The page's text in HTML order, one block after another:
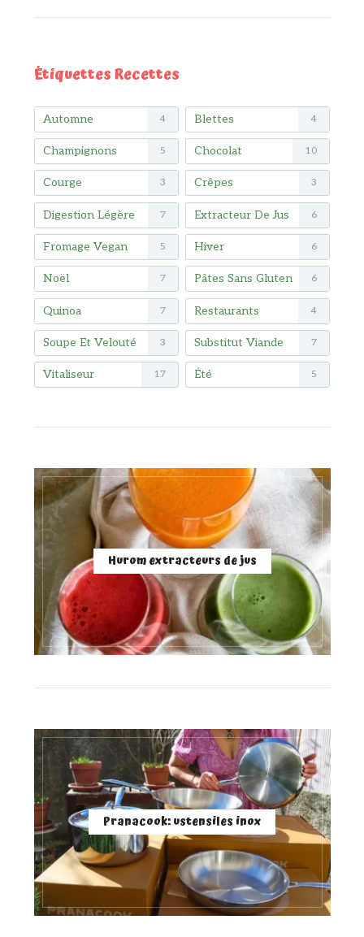
Étiquettes Recettes
Automne 4 Blettes 4
Champignons 5 Chocolat 10
Courge 3 Crêpes 3
Digestion Légère 7 Extracteur De Jus 6
Fromage Vegan 5 Hiver 6
Noël 7 Pâtes Sans Gluten 6
Quinoa 7 Restaurants 4
Soupe Et Velouté 3 Substitut Viande 7
Vitaliseur 17 Été 5
Hurom extracteurs de jus
Pranacook: ustensiles inox